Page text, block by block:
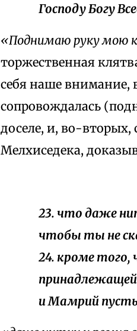
Господу Богу
«Поднимаю руку мою к
торжественная
себя наше
сопровождалась
доселе, и, во-вторых,
Мелхиседека,
23. что даже
чтобы ты не
24. кроме того,
и Мамрий